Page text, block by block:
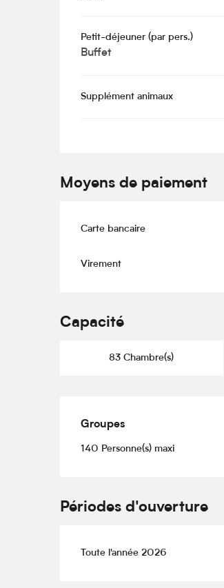
Petit-déjeuner (par pers.)
Buffet
Supplément animaux
Moyens de paiement
Carte bancaire
Virement
Capacité
83 Chambre(s)
Groupes
Groupes
140 Personne(s) maxi
Périodes d'ouverture
Toute l'année 2026